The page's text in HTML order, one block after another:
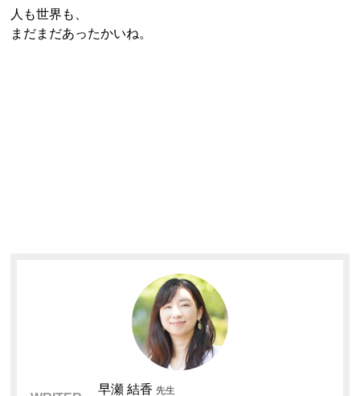
人も世界も、
まだまだあったかいね。
早瀬 結香 先生